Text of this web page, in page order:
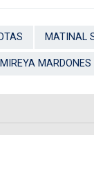
MATINAL
MIREYA MARDONES